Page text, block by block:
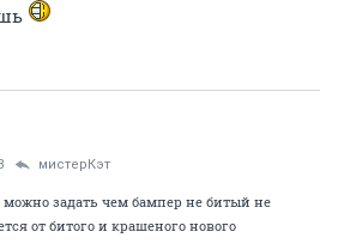
мистерКэт
можно задать чем бампер не битый не
от битого и крашеного нового